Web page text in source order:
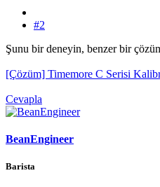
#2
Şunu bir deneyin, benzer bir
[Çözüm] Timemore C Serisi
Cevapla
BeanEngineer
Barista